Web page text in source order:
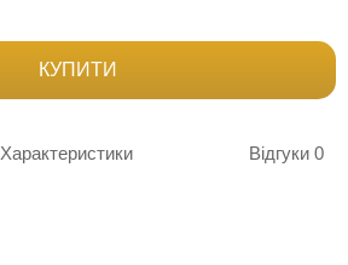
КУПИТИ
Характеристики Відгуки 0